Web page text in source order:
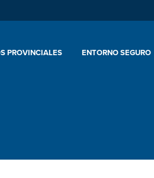
PROVINCIALES ENTORNO SEGURO